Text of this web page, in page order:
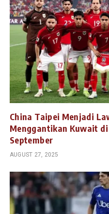
China Taipei Menjadi
Menggantikan Kuwait
September
AUGUST 27, 2025